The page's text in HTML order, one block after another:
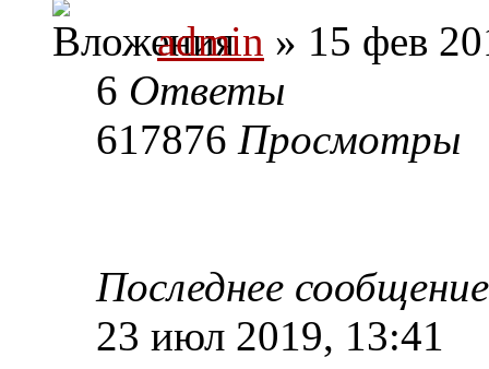
admin » 15 фев
6 Ответы
617876 Просмотры
Последнее
23 июл 2019, 13:41